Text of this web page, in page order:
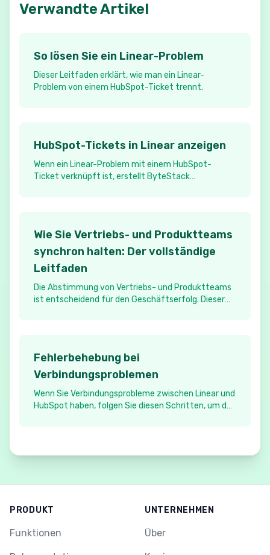
Verwandte Artikel
So lösen Sie ein Linear-Problem
Dieser Leitfaden erklärt, wie man ein Linear-
Problem von einem HubSpot-Ticket trennt.
HubSpot-Tickets in Linear anzeigen
Wenn ein Linear-Problem mit einem HubSpot-
Ticket verknüpft ist, erstellt ByteStack
Wie Sie Vertriebs- und Produktteams
synchron halten: Der vollständige
Leitfaden
Die Abstimmung von Vertriebs- und Produktteams
ist entscheidend für den Geschäftserfolg. Dieser
Fehlerbehebung bei
Verbindungsproblemen
Wenn Sie Verbindungsprobleme zwischen Linear und
HubSpot haben, folgen Sie diesen Schritten, um das
PRODUKT
Funktionen
UNTERNEHMEN
Über